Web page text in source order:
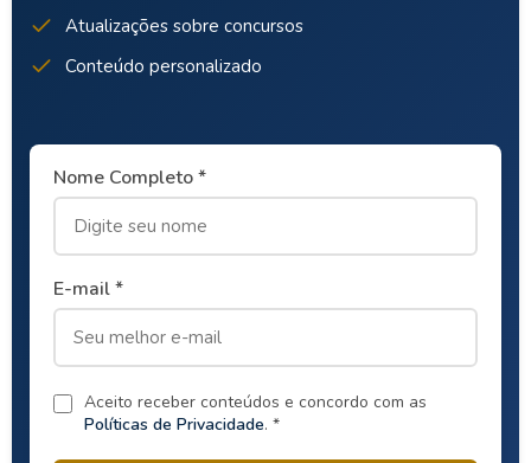
Atualizações sobre concursos
Conteúdo personalizado
Nome Completo *
E-mail *
Aceito receber conteúdos e concordo com as
Políticas de Privacidade. *